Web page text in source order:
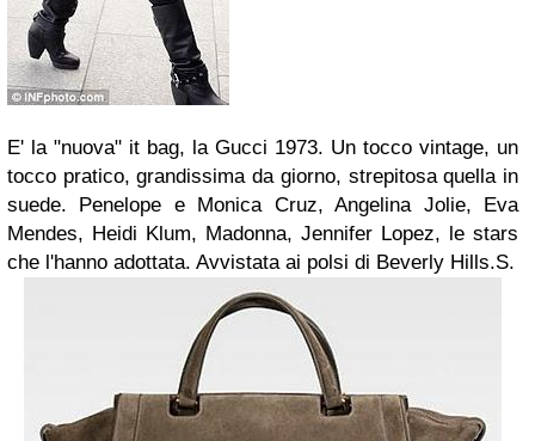
E' la "nuova" it bag, la Gucci 1973. Un tocco vintage, un
tocco pratico, grandissima da giorno, strepitosa quella in
suede. Penelope e Monica Cruz, Angelina Jolie, Eva
Mendes, Heidi Klum, Madonna, Jennifer Lopez, le stars
che l'hanno adottata. Avvistata ai polsi di Beverly Hills.S.